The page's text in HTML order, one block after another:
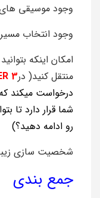
وجود موسیقی
وجود انتخاب
امکان اینکه
منتقل کنید( در3
درخواست میکند
شما قرار دارد تا
رو ادامه دهید؟)
شخصیت سازی
جمع بندی